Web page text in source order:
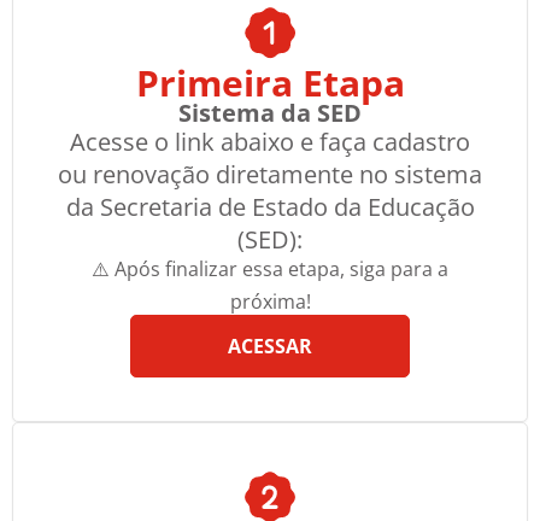
Primeira Etapa
Sistema da SED
Acesse o link abaixo e faça cadastro
ou renovação diretamente no sistema
da Secretaria de Estado da Educação
(SED):
⚠️ Após finalizar essa etapa, siga para a
próxima!
ACESSAR